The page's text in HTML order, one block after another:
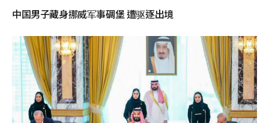
中国男子藏身挪威军事碉堡 遭驱逐出境